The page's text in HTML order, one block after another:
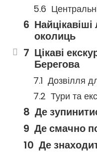
Найцікавіші
околиць
Цікаві
Берегова
Дозвілля
Тури та
Де
Де смачно
Де